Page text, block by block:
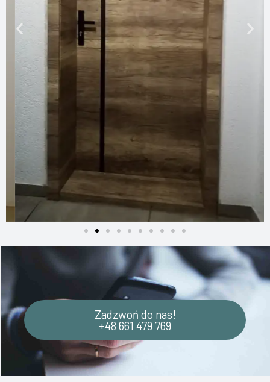
Zadzwoń do nas!
+48 661 479 769